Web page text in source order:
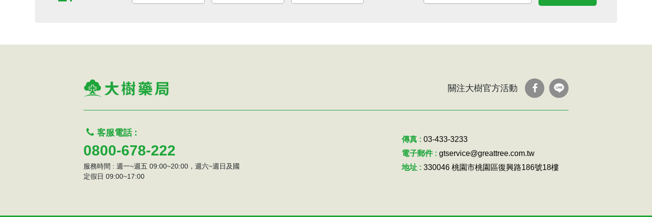
關注大樹官方活動
客服電話 :
0800-678-222
服務時間 : 週一~週五 09:00~20:00，週六~週日及國
定假日 09:00~17:00
傳真 : 03-433-3233
電子郵件 : gtservice@greattree.com.tw
地址 : 330046 桃園市桃園區復興路186號18樓